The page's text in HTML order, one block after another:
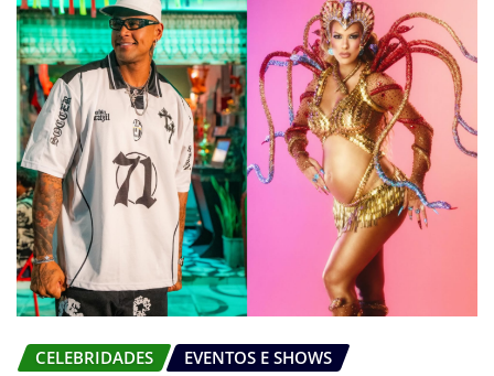
CELEBRIDADES
EVENTOS E SHOWS